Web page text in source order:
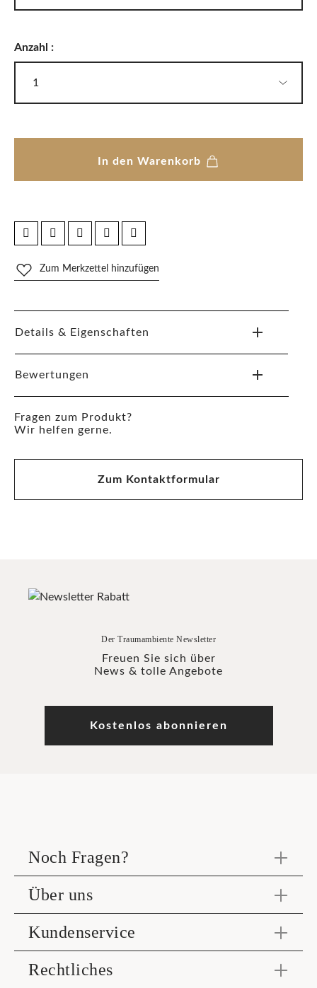
Anzahl :
In den Warenkorb
Zum Merkzettel hinzufügen
Details & Eigenschaften
Bewertungen
Fragen zum Produkt?
Wir helfen gerne.
Zum Kontaktformular
Der Traumambiente Newsletter
Freuen Sie sich über
News & tolle Angebote
Kostenlos abonnieren
Noch Fragen?
Über uns
Kundenservice
Rechtliches